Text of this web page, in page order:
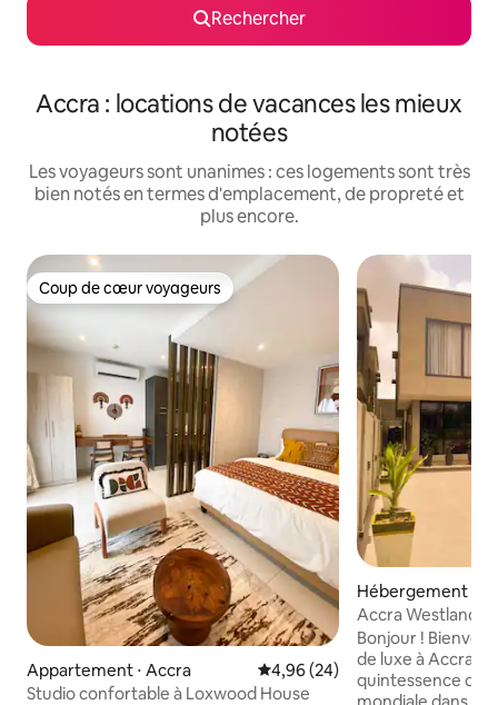
Rechercher
Accra : locations de vacances les mieux
notées
Les voyageurs sont unanimes : ces logements sont très
bien notés en termes d'emplacement, de propreté et
plus encore.
Coup de cœur voyageurs
Coup de cœur voyageurs
Appartement ⋅ Accra Évaluation moyenne sur la
4,96 (24)
Studio confortable à Loxwood House
Hébergement ⋅
Accra Westland
Bonjour !
de luxe à Accra -
quintessence de